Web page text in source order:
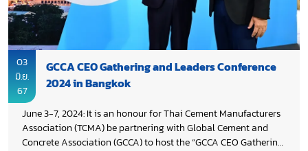
03
มิ.ย.
67
GCCA CEO Gathering and Leaders Conference
2024 in Bangkok
June 3-7, 2024: It is an honour for Thai Cement Manufacturers
Association (TCMA) be partnering with Global Cement and
Concrete Association (GCCA) to host the “GCCA CEO Gathering